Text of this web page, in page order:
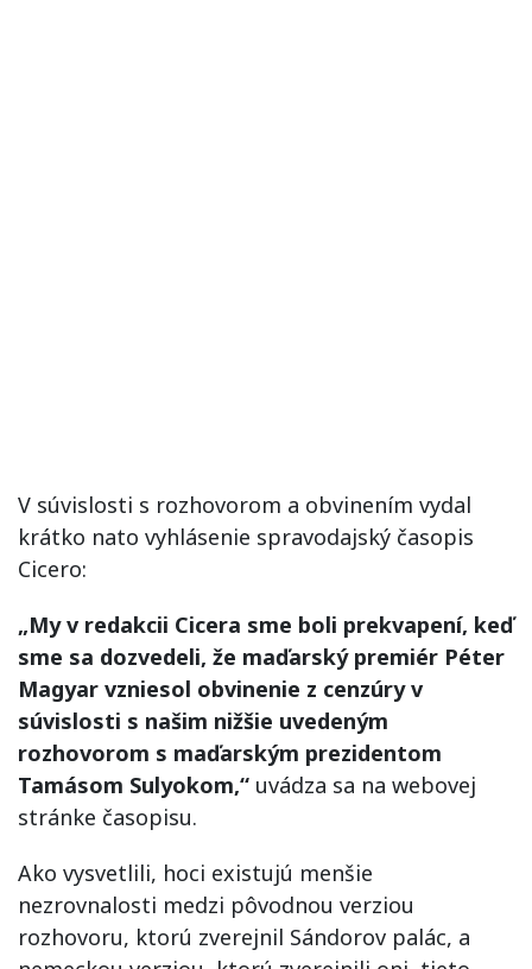
V súvislosti s rozhovorom a obvinením vydal
krátko nato vyhlásenie spravodajský časopis
Cicero:
„My v redakcii Cicera sme boli prekvapení, keď
sme sa dozvedeli, že maďarský premiér Péter
Magyar vzniesol obvinenie z cenzúry v
súvislosti s našim nižšie uvedeným
rozhovorom s maďarským prezidentom
Tamásom Sulyokom,“ uvádza sa na webovej
stránke časopisu.
Ako vysvetlili, hoci existujú menšie
nezrovnalosti medzi pôvodnou verziou
rozhovoru, ktorú zverejnil Sándorov palác, a